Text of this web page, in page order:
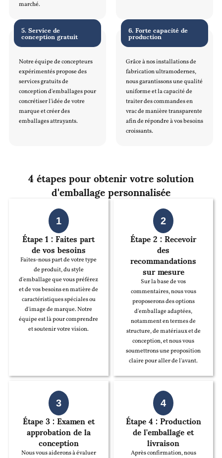
marché.
5. Service de
conception gratuit
Notre équipe de concepteurs
expérimentés propose des
services gratuits de
conception d'emballages pour
concrétiser l'idée de votre
marque et créer des
emballages attrayants.
6. Forte capacité de
production
Grâce à nos installations de
fabrication ultramodernes,
nous garantissons une qualité
uniforme et la capacité de
traiter des commandes en
vrac de manière transparente
afin de répondre à vos besoins
croissants.
4 étapes pour obtenir votre solution
d'emballage personnalisée
1
Étape 1 : Faites part
de vos besoins
Faites-nous part de votre type
de produit, du style
d'emballage que vous préférez
et de vos besoins en matière de
caractéristiques spéciales ou
d'image de marque. Notre
équipe est là pour comprendre
et soutenir votre vision.
2
Étape 2 : Recevoir
des
recommandations
sur mesure
Sur la base de vos
commentaires, nous vous
proposerons des options
d'emballage adaptées,
notamment en termes de
structure, de matériaux et de
conception, et nous vous
soumettrons une proposition
claire pour aller de l'avant.
3
Étape 3 : Examen et
approbation de la
conception
Nous vous aiderons à évaluer
4
Étape 4 : Production
de l'emballage et
livraison
Après confirmation, nous